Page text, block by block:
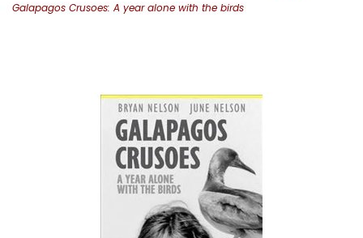
Galapagos Crusoes: A year alone with the birds